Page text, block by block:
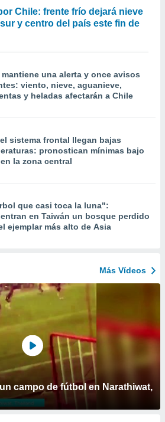
Chile: frente frío dejará nieve
y centro del país este fin de
mantiene una alerta y once avisos
viento, nieve, aguanieve,
y heladas afectarán a Chile
sistema frontal llegan bajas
pronostican mínimas bajo
la zona central
que casi toca la luna":
en Taiwán un bosque perdido
ejemplar más alto de Asia
Más Vídeos
campo de fútbol en Narathiwat,